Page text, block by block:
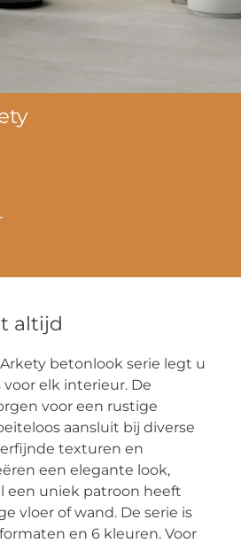
altijd
betonlook serie legt u
elk interieur. De
voor een rustige
aansluit bij diverse
texturen en
een elegante look,
een uniek patroon heeft
vloer of wand. De serie is
en 6 kleuren. Voor